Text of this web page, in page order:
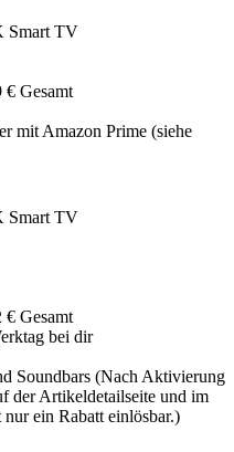
Smart TV
€ Gesamt
mit Amazon Prime (siehe
Smart TV
€ Gesamt
bei dir
Soundbars (Nach Aktivierung
der Artikeldetailseite und im
ein Rabatt einlösbar.)